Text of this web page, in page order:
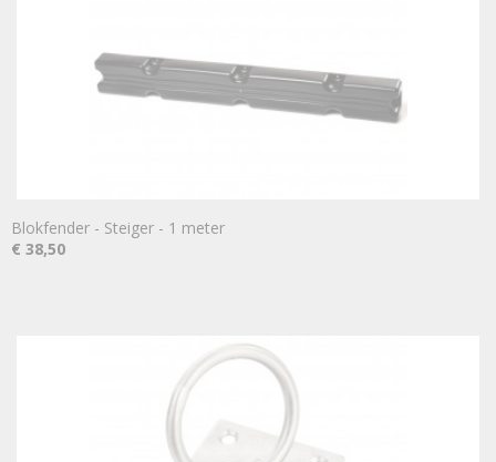
Blokfender - Steiger - 1 meter
€ 38,50